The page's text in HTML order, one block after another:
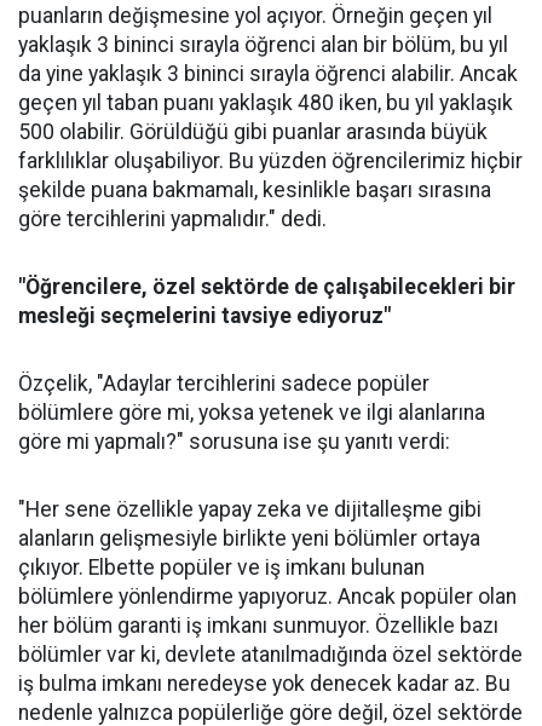
puanların değişmesine yol açıyor. Örneğin geçen yıl
yaklaşık 3 bininci sırayla öğrenci alan bir bölüm, bu yıl
da yine yaklaşık 3 bininci sırayla öğrenci alabilir. Ancak
geçen yıl taban puanı yaklaşık 480 iken, bu yıl yaklaşık
500 olabilir. Görüldüğü gibi puanlar arasında büyük
farklılıklar oluşabiliyor. Bu yüzden öğrencilerimiz hiçbir
şekilde puana bakmamalı, kesinlikle başarı sırasına
göre tercihlerini yapmalıdır." dedi.
"Öğrencilere, özel sektörde de çalışabilecekleri bir
mesleği seçmelerini tavsiye ediyoruz"
Özçelik, "Adaylar tercihlerini sadece popüler
bölümlere göre mi, yoksa yetenek ve ilgi alanlarına
göre mi yapmalı?" sorusuna ise şu yanıtı verdi:
"Her sene özellikle yapay zeka ve dijitalleşme gibi
alanların gelişmesiyle birlikte yeni bölümler ortaya
çıkıyor. Elbette popüler ve iş imkanı bulunan
bölümlere yönlendirme yapıyoruz. Ancak popüler olan
her bölüm garanti iş imkanı sunmuyor. Özellikle bazı
bölümler var ki, devlete atanılmadığında özel sektörde
iş bulma imkanı neredeyse yok denecek kadar az. Bu
nedenle yalnızca popülerliğe göre değil, özel sektörde